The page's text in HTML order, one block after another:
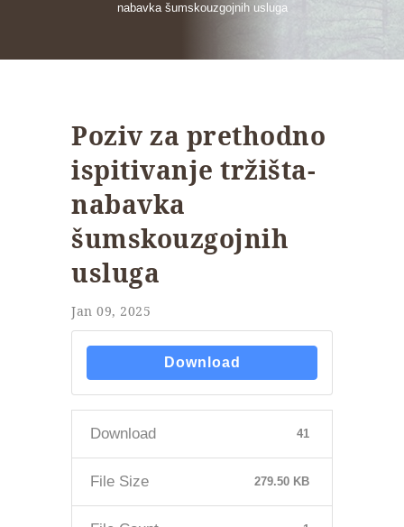
nabavka šumskouzgojnih usluga
Poziv za prethodno
ispitivanje tržišta-
nabavka
šumskouzgojnih
usluga
Jan 09, 2025
Download
Download 41
File Size 279.50 KB